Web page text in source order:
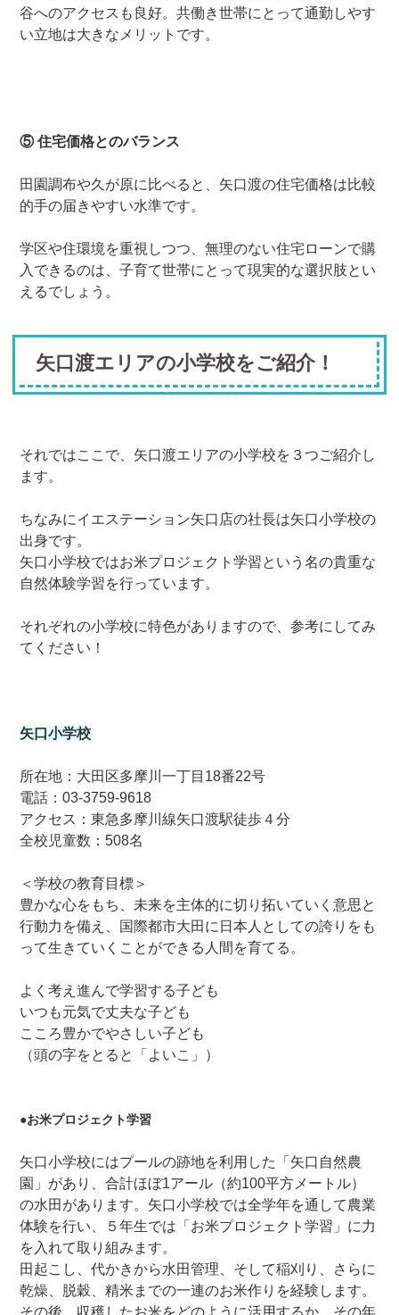
谷へのアクセスも良好。共働き世帯にとって通勤しやす
い立地は大きなメリットです。
⑤ 住宅価格とのバランス
田園調布や久が原に比べると、矢口渡の住宅価格は比較
的手の届きやすい水準です。
学区や住環境を重視しつつ、無理のない住宅ローンで購
入できるのは、子育て世帯にとって現実的な選択肢とい
えるでしょう。
矢口渡エリアの小学校をご紹介！
それではここで、矢口渡エリアの小学校を３つご紹介し
ます。
ちなみにイエステーション矢口店の社長は矢口小学校の
出身です。
矢口小学校ではお米プロジェクト学習という名の貴重な
自然体験学習を行っています。
それぞれの小学校に特色がありますので、参考にしてみ
てください！
矢口小学校
所在地：大田区多摩川一丁目18番22号
電話：03-3759-9618
アクセス：東急多摩川線矢口渡駅徒歩４分
全校児童数：508名
＜学校の教育目標＞
豊かな心をもち、未来を主体的に切り拓いていく意思と
行動力を備え、国際都市大田に日本人としての誇りをも
って生きていくことができる人間を育てる。
よく考え進んで学習する子ども
いつも元気で丈夫な子ども
こころ豊かでやさしい子ども
（頭の字をとると「よいこ」）
●お米プロジェクト学習
矢口小学校にはプールの跡地を利用した「矢口自然農
園」があり、合計ほぼ1アール（約100平方メートル）
の水田があります。矢口小学校では全学年を通して農業
体験を行い、５年生では「お米プロジェクト学習」に力
を入れて取り組みます。
田起こし、代かきから水田管理、そして稲刈り、さらに
乾燥、脱穀、精米までの一連のお米作りを経験します。